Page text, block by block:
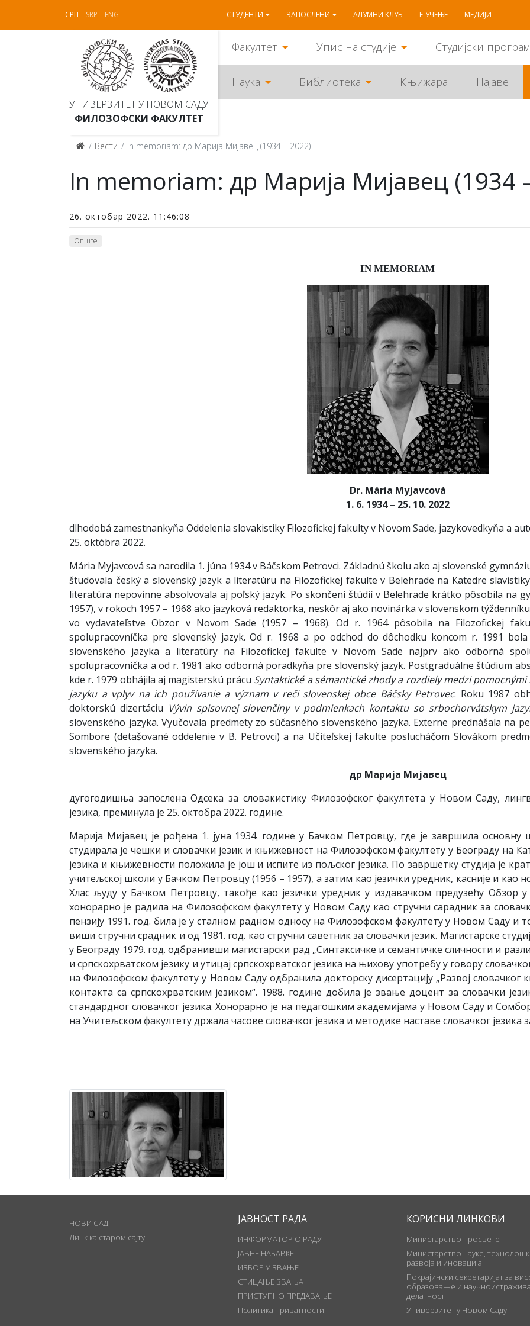
СРП SRP ENG СТУДЕНТИ ЗАПОСЛЕНИ АЛУМНИ КЛУБ Е-УЧЕЊЕ МЕДИЈИ
УНИВЕРЗИТЕТ У НОВОМ САДУ
ФИЛОЗОФСКИ ФАКУЛТЕТ
Факултет Упис на студије Студијски
Наука Библиотека Књижара Најаве
Вести In memoriam: др Mарија Мијавец (1934 – 2022)
In memoriam: др Mарија Мијавец (1934
26. октобар 2022. 11:46:08
Опште
IN MEMORIAM
Dr. Mária Myjavcová
1. 6. 1934 – 25. 10. 2022
dlhodobá zamestnankyňa Oddelenia slovakistiky Filozofickej fakulty v Novom Sade, jazykovedkyňa a
25. októbra 2022.
Mária Myjavcová sa narodila 1. júna 1934 v Báčskom Petrovci. Základnú školu ako aj slovenské
študovala český a slovenský jazyk a literatúru na Filozofickej fakulte v Belehrade na Кatedre
literatúra nepovinne absolvovala aj poľský jazyk. Po skončení štúdií v Belehrade krátko pôsobila na
1957), v rokoch 1957 – 1968 ako jazyková redaktorka, neskôr aj ako novinárka v slovenskom týždenníku
vo vydavateľstve Obzor v Novom Sade (1957 – 1968). Od r. 1964 pôsobila na Filozofickej
spolupracovníčka pre slovenský jazyk. Od r. 1968 a po odchod do dôchodku koncom r. 1991
slovenského jazyka a literatúry na Filozofickej fakulte v Novom Sade najprv ako odborná
spolupracovníčka a od r. 1981 ako odborná poradkyňa pre slovenský jazyk. Postgraduálne štúdium
kde r. 1979 obhájila aj magisterskú prácu Syntaktické a sémantické zhody a rozdiely medzi
jazyku a vplyv na ich používanie a význam v reči slovenskej obce Báčsky Petrovec. Roku 1987
doktorskú dizertáciu Vývin spisovnej slovenčiny v podmienkach kontaktu so srbochorvátskym
slovenského jazyka. Vyučovala predmety zo súčasného slovenského jazyka. Externe prednášala na
Sombore (detašované оddelenie v B. Petrovci) a na Učiteľskej fakulte poslucháčom Slovákom
slovenského jazyka.
др Mарија Мијавец
дугогодишња запослена Одсека за словакистику Филозофског факултета у Новом Саду,
језика, преминула је 25. октобра 2022. године.
Марија Мијавец је рођена 1. јуна 1934. године у Бачком Петровцу, где је завршила основну
студирала је чешки и словачки језик и књижевност на Филозофском факултету у Београду на
језика и књижевности положила је још и испите из пољског језика. По завршетку студија је
учитељској школи у Бачком Петровцу (1956 – 1957), а затим као језички уредник, касније и као
Хлас људу у Бачком Петровцу, такође као језички уредник у издавачком предузећу Обзор
хонорарно је радила на Филозофском факултету у Новом Саду као стручни сарадник за
пензију 1991. год. била је у сталном радном односу на Филозофском факултету у Новом Саду и
виши стручни срадник и од 1981. год. као стручни саветник за словачки језик. Магистарске
у Београду 1979. год. одбранивши магистарски рад „Синтаксичке и семантичке сличности и
и српскохрватском језику и утицај српскохрватског језика на њихову употребу у говору
на Филозофском факултету у Новом Саду одбранила докторску дисертацију „Развој словачког
контакта са српскохрватским језиком“. 1988. године добила је звање доцент за словачки
стандардног словачког језика. Хонорарно је на педагошким академијама у Новом Саду и
на Учитељском факултету држала часове словачког језика и методике наставе словачког језика
НОВИ САД
Линк ка старом сајту
ЈАВНОСТ РАДА
ИНФОРМАТОР О РАДУ
ЈАВНЕ НАБАВКЕ
ИЗБОР У ЗВАЊЕ
СТИЦАЊЕ ЗВАЊА
ПРИСТУПНО ПРЕДАВАЊЕ
Политика приватности
КОРИСНИ ЛИНКОВИ
Министарство просвете
Министарство науке,
развоја и иновација
Покрајински секретаријат за
образовање и
делатност
Универзитет у Новом Саду